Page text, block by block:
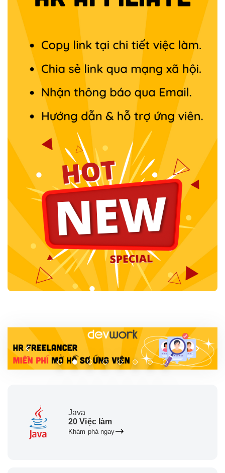
Java
20 Việc làm
Khám phá ngay